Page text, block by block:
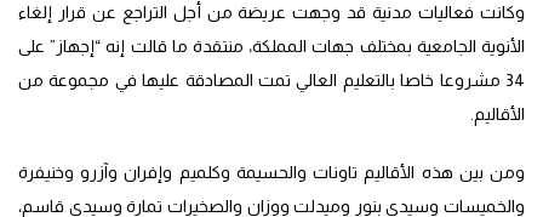
وكانت فعاليات مدنية قد وجهت عريضة من أجل التراجع عن قرار إلغاء
الأنوية الجامعية بمختلف جهات المملكة، منتقدة ما قالت إنه “إجهاز” على
34 مشروعا خاصا بالتعليم العالي تمت المصادقة عليها في مجموعة من
الأقاليم.
ومن بين هذه الأقاليم تاونات والحسيمة وكلميم وإفران وآزرو وخنيفرة
والخميسات وسيدي بنور وميدلت ووزان والصخيرات تمارة وسيدي قاسم،